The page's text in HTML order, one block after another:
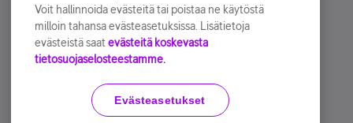
Käyttöehdot Accessibility statement
Voit hallinnoida evästeitä tai poistaa ne käytöstä
milloin tahansa evästeasetuksissa. Lisätietoja
evästeistä saat evästeitä koskevasta
tietosuojaselosteestamme.
Evästeasetukset